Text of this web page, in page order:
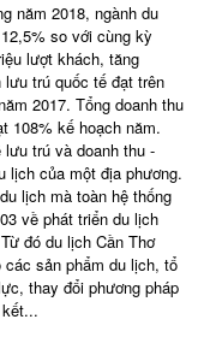
năm 2018, ngành du
so với cùng kỳ
lượt khách, tăng
trú quốc tế đạt trên
2017. Tổng doanh thu
108% kế hoạch năm.
trú và doanh thu -
lịch của một địa phương.
lịch mà toàn hệ thống
về phát triển du lịch
đó du lịch Cần Thơ
sản phẩm du lịch, tổ
thay đổi phương pháp